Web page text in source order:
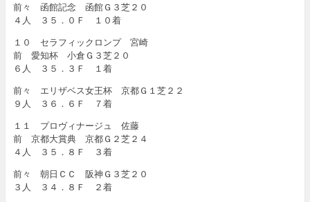
前々 函館記念 函館Ｇ３芝２０
４人 ３５．０Ｆ １０着
１０ セラフィックロンプ 宮崎
前 愛知杯 小倉Ｇ３芝２０
６人 ３５．３Ｆ １着
前々 エリザベス女王杯 京都Ｇ１芝２２
９人 ３６．６Ｆ ７着
１１ プロヴィナージュ 佐藤
前 京都大賞典 京都Ｇ２芝２４
４人 ３５．８Ｆ ３着
前々 朝日ＣＣ 阪神Ｇ３芝２０
３人 ３４．８Ｆ ２着